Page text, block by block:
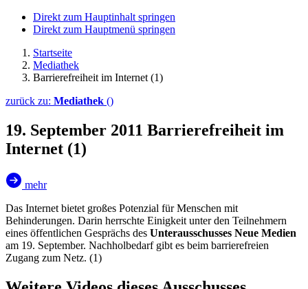
Direkt zum Hauptinhalt springen
Direkt zum Hauptmenü springen
Startseite
Mediathek
Barrierefreiheit im Internet (1)
zurück zu: Mediathek ()
19. September 2011 Barrierefreiheit im
Internet (1)
mehr
Das Internet bietet großes Potenzial für Menschen mit
Behinderungen. Darin herrschte Einigkeit unter den Teilnehmern
eines öffentlichen Gesprächs des Unterausschusses Neue Medien
am 19. September. Nachholbedarf gibt es beim barrierefreien
Zugang zum Netz. (1)